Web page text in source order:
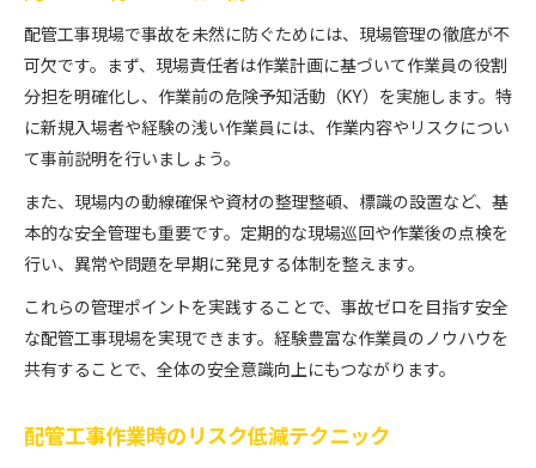
配管工事現場で事故を未然に防ぐためには、現場管理の徹底が不
可欠です。まず、現場責任者は作業計画に基づいて作業員の役割
分担を明確化し、作業前の危険予知活動（KY）を実施します。特
に新規入場者や経験の浅い作業員には、作業内容やリスクについ
て事前説明を行いましょう。
また、現場内の動線確保や資材の整理整頓、標識の設置など、基
本的な安全管理も重要です。定期的な現場巡回や作業後の点検を
行い、異常や問題を早期に発見する体制を整えます。
これらの管理ポイントを実践することで、事故ゼロを目指す安全
な配管工事現場を実現できます。経験豊富な作業員のノウハウを
共有することで、全体の安全意識向上にもつながります。
配管工事作業時のリスク低減テクニック